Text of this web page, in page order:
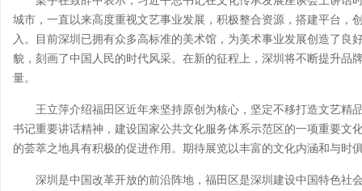
城市，一直以来高度重视文艺事业发展，积极整合资源，搭建平台，
入。目前深圳已拥有众多高标准的美术馆，为美术事业发展创造了良
貌，刻画了中国人民的时代风采。在新的征程上，深圳将不断提升品
量。
王立萍介绍福田区近年来坚持原创为核心，坚定不移打造文艺精
书记重要讲话精神，建设国家公共文化服务体系示范区的一项重要文
的荟萃之地具有积极的促进作用。期待展览以丰富的文化内涵和与时
深圳是中国改革开放的前沿阵地，福田区是深圳建设中国特色社